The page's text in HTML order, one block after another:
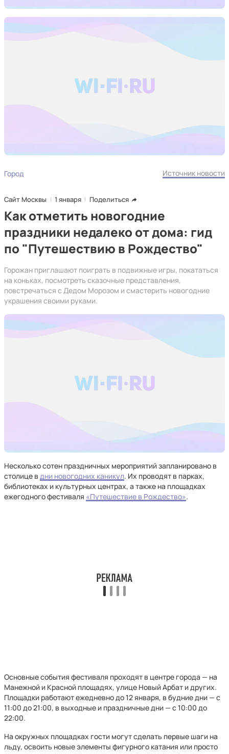
Город Источник новости
Сайт Москвы 1 января Поделиться
Как отметить новогодние
праздники недалеко от дома: гид
по "Путешествию в Рождество"
Горожан приглашают поиграть в подвижные игры, покататься
на коньках, посмотреть сказочные представления,
повстречаться с Дедом Морозом и смастерить новогодние
украшения своими руками.
Несколько сотен праздничных мероприятий запланировано в
столице в дни новогодних каникул. Их проводят в парках,
библиотеках и культурных центрах, а также на площадках
ежегодного фестиваля «Путешествие в Рождество».
Основные события фестиваля проходят в центре города — на
Манежной и Красной площадях, улице Новый Арбат и других.
Площадки работают ежедневно до 12 января, в будние дни — с
11:00 до 21:00, в выходные и праздничные дни — с 10:00 до
22:00.
На окружных площадках гости могут сделать первые шаги на
льду, освоить новые элементы фигурного катания или просто